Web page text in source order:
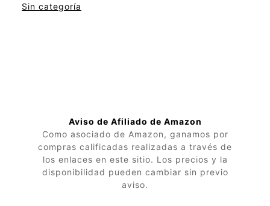
Sin categoría
Aviso de Afiliado de Amazon
Como asociado de Amazon, ganamos por
compras calificadas realizadas a través de
los enlaces en este sitio. Los precios y la
disponibilidad pueden cambiar sin previo
aviso.